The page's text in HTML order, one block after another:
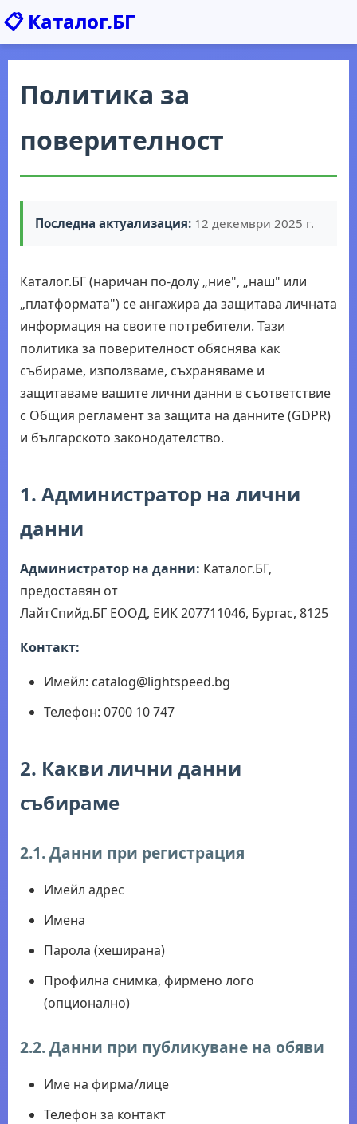
📋 Каталог.БГ
Политика за
поверителност
Последна актуализация: 12 декември 2025 г.
Каталог.БГ (наричан по-долу „ние", „наш" или
„платформата") се ангажира да защитава личната
информация на своите потребители. Тази
политика за поверителност обяснява как
събираме, използваме, съхраняваме и
защитаваме вашите лични данни в съответствие
с Общия регламент за защита на данните (GDPR)
и българското законодателство.
1. Администратор на лични
данни
Администратор на данни: Каталог.БГ,
предоставян от
ЛайтСпийд.БГ ЕООД, ЕИК 207711046, Бургас, 8125
Контакт:
Имейл: catalog@lightspeed.bg
Телефон: 0700 10 747
2. Какви лични данни
събираме
2.1. Данни при регистрация
Имейл адрес
Имена
Парола (хеширана)
Профилна снимка, фирмено лого
(опционално)
2.2. Данни при публикуване на обяви
Име на фирма/лице
Телефон за контакт